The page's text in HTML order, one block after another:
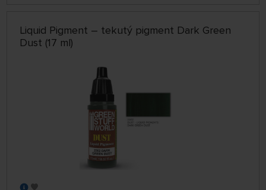
Liquid Pigment – tekutý pigment Dark Green
Dust (17 ml)